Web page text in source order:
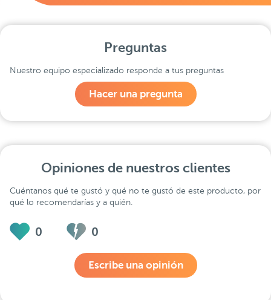
Preguntas
Nuestro equipo especializado responde a tus preguntas
Hacer una pregunta
Opiniones de nuestros clientes
Cuéntanos qué te gustó y qué no te gustó de este producto, por
qué lo recomendarías y a quién.
0 0
Escribe una opinión